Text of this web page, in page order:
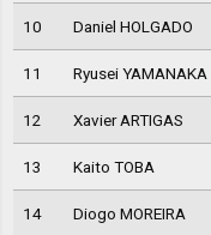
10 Daniel HOLGADO
11 Ryusei YAMANAKA
12 Xavier ARTIGAS
13 Kaito TOBA
14 Diogo MOREIRA